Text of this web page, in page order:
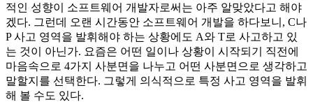
적인 성향이 소프트웨어 개발자로써는 아주 알맞았다고 해야
겠다. 그런데 오랜 시간동안 소프트웨어 개발을 하다보니, C나
P 사고 영역을 발휘해야 하는 상황에도 A와 T로 사고하고 있
는 것이 아닌가. 요즘은 어떤 일이나 상황이 시작되기 직전에
마음속으로 4가지 사분면을 나누고 어떤 사분면으로 생각하고
말할지를 선택한다. 그렇게 의식적으로 특정 사고 영역을 발휘
해 볼 수도 있다.